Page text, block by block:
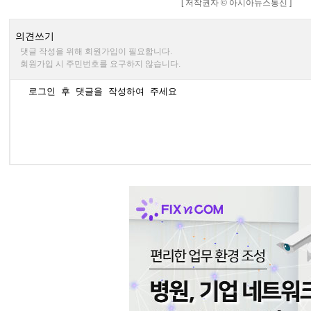
[ 저작권자 © 아시아뉴스통신 ]
의견쓰기
댓글 작성을 위해 회원가입이 필요합니다.
회원가입 시 주민번호를 요구하지 않습니다.